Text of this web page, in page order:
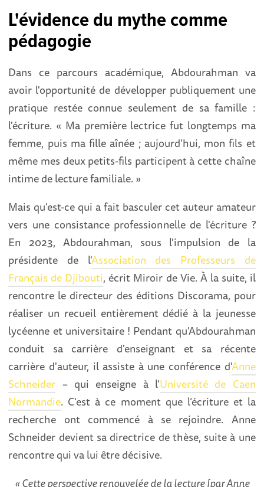
L'évidence du mythe comme
pédagogie
Dans ce parcours académique, Abdourahman va
avoir l'opportunité de développer publiquement une
pratique restée connue seulement de sa famille :
l'écriture. « Ma première lectrice fut longtemps ma
femme, puis ma fille aînée ; aujourd’hui, mon fils et
même mes deux petits-fils participent à cette chaîne
intime de lecture familiale. »
Mais qu'est-ce qui a fait basculer cet auteur amateur
vers une consistance professionnelle de l'écriture ?
En 2023, Abdourahman, sous l'impulsion de la
présidente de l'Association des Professeurs de
Français de Djibouti, écrit Miroir de Vie. À la suite, il
rencontre le directeur des éditions Discorama, pour
réaliser un recueil entièrement dédié à la jeunesse
lycéenne et universitaire ! Pendant qu'Abdourahman
conduit sa carrière d'enseignant et sa récente
carrière d'auteur, il assiste à une conférence d'Anne
Schneider – qui enseigne à l'Université de Caen
Normandie. C’est à ce moment que l’écriture et la
recherche ont commencé à se rejoindre. Anne
Schneider devient sa directrice de thèse, suite à une
rencontre qui va lui être décisive.
« Cette perspective renouvelée de la lecture [par Anne